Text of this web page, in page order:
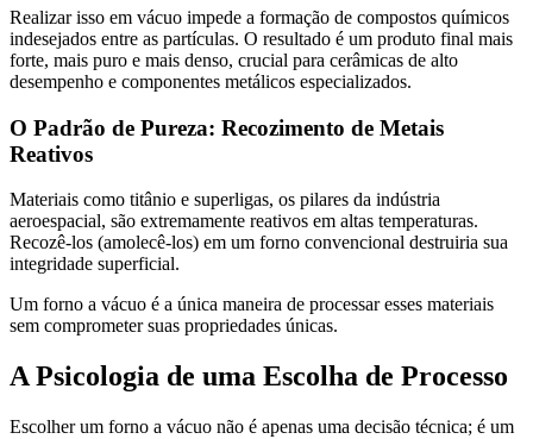
Realizar isso em vácuo impede a formação de compostos químicos
indesejados entre as partículas. O resultado é um produto final mais
forte, mais puro e mais denso, crucial para cerâmicas de alto
desempenho e componentes metálicos especializados.
O Padrão de Pureza: Recozimento de Metais
Reativos
Materiais como titânio e superligas, os pilares da indústria
aeroespacial, são extremamente reativos em altas temperaturas.
Recozê-los (amolecê-los) em um forno convencional destruiria sua
integridade superficial.
Um forno a vácuo é a única maneira de processar esses materiais
sem comprometer suas propriedades únicas.
A Psicologia de uma Escolha de Processo
Escolher um forno a vácuo não é apenas uma decisão técnica; é um